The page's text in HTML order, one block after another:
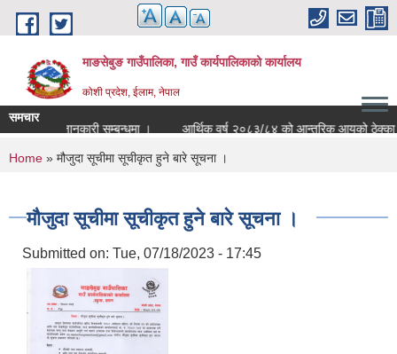
Skip to main content
माङसेबुङ गाउँपालिका, गाउँ कार्यपालिकाको कार्यालय
कोशी प्रदेश, ईलाम, नेपाल
समचार
जानकारी सम्बन्धमा ।
आर्थिक वर्ष २०८३/८४ को आन्तरिक आयको ठेक्का
You are here
Home » मौजुदा सूचीमा सूचीकृत हुने बारे सूचना ।
मौजुदा सूचीमा सूचीकृत हुने बारे सूचना ।
Submitted on: Tue, 07/18/2023 - 17:45